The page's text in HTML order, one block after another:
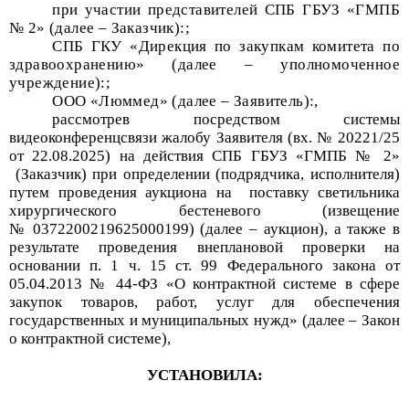
при участии представителей СПБ ГБУЗ «ГМПБ
№ 2» (далее – Заказчик):;
СПБ ГКУ «Дирекция по закупкам комитета по
здравоохранению» (далее – уполномоченное
учреждение):;
ООО «Люммед» (далее – Заявитель):,
рассмотрев посредством системы
видеоконференцсвязижалобу Заявителя(вх. № 20221/25
от22.08.2025) на действияСПБ ГБУЗ «ГМПБ № 2»
(Заказчик) при определении (подрядчика, исполнителя)
путем проведения аукциона на поставкусветильника
хирургического бестеневого (извещение
№ 0372200219625000199)(далее – аукцион), а также в
результате проведения внеплановой проверки на
основании п. 1 ч. 15 ст. 99 Федерального закона от
05.04.2013 № 44-ФЗ «О контрактной системе в сфере
закупок товаров, работ, услуг для обеспечения
государственных и муниципальных нужд» (далее – Закон
о контрактной системе),
УСТАНОВИЛА: